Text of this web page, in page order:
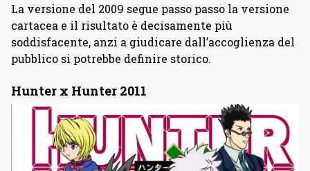
La versione del 2009 segue passo passo la versione
cartacea e il risultato è decisamente più
soddisfacente, anzi a giudicare dall’accoglienza del
pubblico si potrebbe definire storico.
Hunter x Hunter 2011